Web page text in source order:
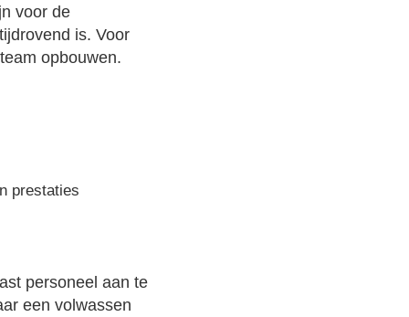
voor de
is. Voor
opbouwen.
prestaties
personeel aan te
een volwassen